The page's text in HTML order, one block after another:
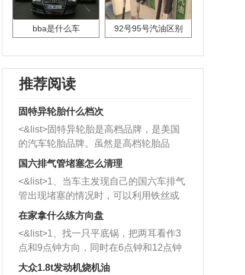
bba是什么车 92号95号汽油区别
推荐阅读
固特异轮胎什么档次
<&list>固特异轮胎是高档品牌，是美国
的汽车轮胎品牌。虽然是高档轮胎品
牌，但是中高低端的轮胎都有生产，这
也是为了更好的开拓市场。
国六排气管堵塞怎么清理
<&list>1、当车主发现自己的国六车排气
管出现堵塞的情况时，可以利用铁丝或
者是细棍，直接将杂物给取出来，如果
堵塞情况比较严重，也可以采取应急措
施。 <&list>2、直接利用木棍将所有的
杂物推到排气管里面的位置处，然后将
三元催化器拆解开，就可以将堵塞的东
在家拿什么练方向盘
<&list>1、找一只平底锅，把两耳看作3
点和9点钟方向，同时在6点钟和12点钟
方向做一个标记。 <&list>2、双手握住
大众1.8t发动机烧机油